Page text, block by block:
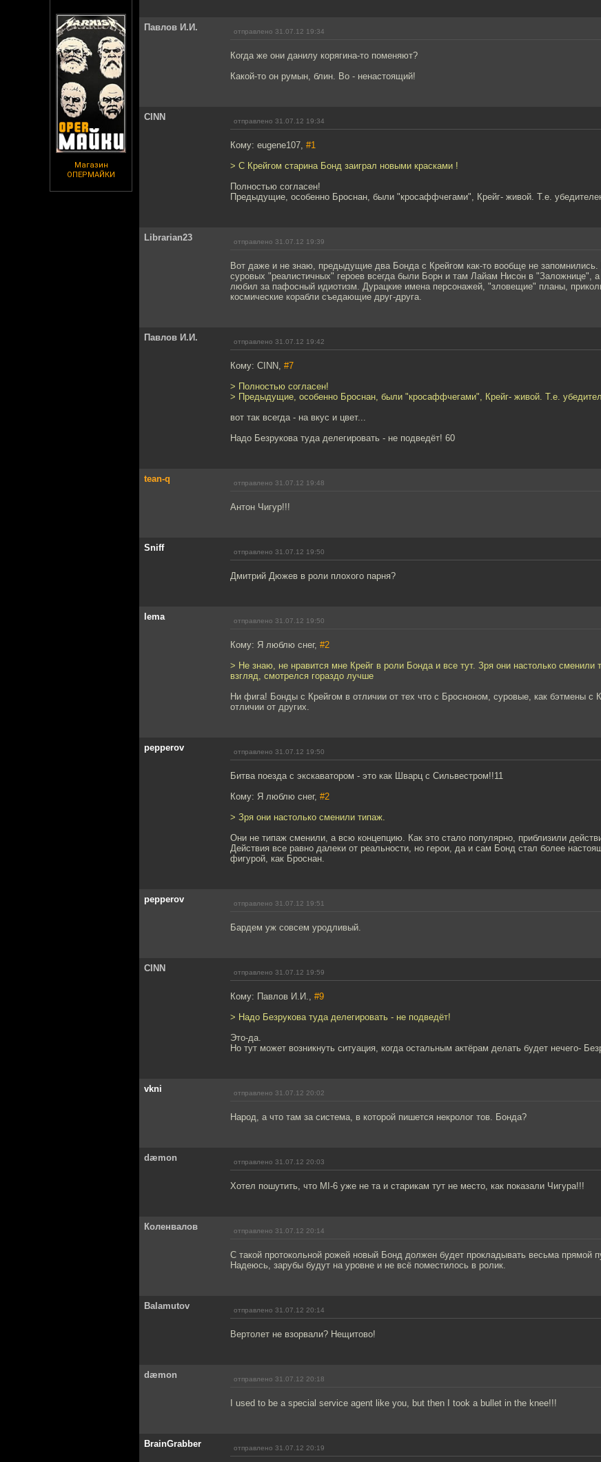
Магазин
ОПЕРМАЙКИ
Павлов И.И. отправлено 31.07.12 19:34
Когда же они данилу корягина-то поменяют?
Какой-то он румын, блин. Во - ненастоящий!
CINN отправлено 31.07.12 19:34
Кому: eugene107, #1
> С Крейгом старина Бонд заиграл новыми красками !
Полностью согласен!
Предыдущие, особенно Броснан, были "кросаффчегами", Крейг- живой. Т.е.
Librarian23 отправлено 31.07.12 19:39
Вот даже и не знаю, предыдущие два Бонда с Крейгом как-то вообще не
суровых "реалистичных" героев всегда были Борн и там Лайам Нисон в "Заложнице",
любил за пафосный идиотизм. Дурацкие имена персонажей, "зловещие" планы,
космические корабли съедающие друг-друга.
Павлов И.И. отправлено 31.07.12 19:42
Кому: CINN, #7
> Полностью согласен!
> Предыдущие, особенно Броснан, были "кросаффчегами", Крейг- живой. Т.е.
вот так всегда - на вкус и цвет...
Надо Безрукова туда делегировать - не подведёт! 60
tean-q отправлено 31.07.12 19:48
Антон Чигур!!!
Sniff отправлено 31.07.12 19:50
Дмитрий Дюжев в роли плохого парня?
lema отправлено 31.07.12 19:50
Кому: Я люблю снег, #2
> Не знаю, не нравится мне Крейг в роли Бонда и все тут. Зря они настолько сменили
взгляд, смотрелся гораздо лучше
Ни фига! Бонды с Крейгом в отличии от тех что с Бросноном, суровые, как бэтмены с
отличии от других.
pepperov отправлено 31.07.12 19:50
Битва поезда с экскаватором - это как Шварц с Сильвестром!!11
Кому: Я люблю снег, #2
> Зря они настолько сменили типаж.
Они не типаж сменили, а всю концепцию. Как это стало популярно, приблизили
Действия все равно далеки от реальности, но герои, да и сам Бонд стал более
фигурой, как Броснан.
pepperov отправлено 31.07.12 19:51
Бардем уж совсем уродливый.
CINN отправлено 31.07.12 19:59
Кому: Павлов И.И., #9
> Надо Безрукова туда делегировать - не подведёт!
Это-да.
Но тут может возникнуть ситуация, когда остальным актёрам делать будет нечего-
vkni отправлено 31.07.12 20:02
Народ, а что там за система, в которой пишется некролог тов. Бонда?
dæmon отправлено 31.07.12 20:03
Хотел пошутить, что MI-6 уже не та и старикам тут не место, как показали Чигура!!!
Коленвалов отправлено 31.07.12 20:14
С такой протокольной рожей новый Бонд должен будет прокладывать весьма прямой
Надеюсь, зарубы будут на уровне и не всё поместилось в ролик.
Balamutov отправлено 31.07.12 20:14
Вертолет не взорвали? Нещитово!
dæmon отправлено 31.07.12 20:18
I used to be a special service agent like you, but then I took a bullet in the knee!!!
BrainGrabber отправлено 31.07.12 20:19